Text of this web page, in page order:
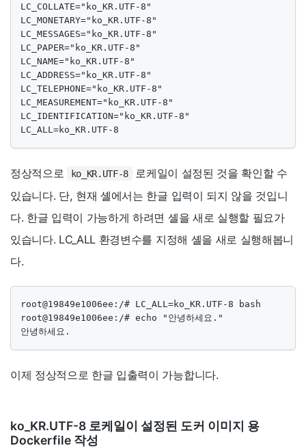
LC_COLLATE="ko_KR.UTF-8"
LC_MONETARY="ko_KR.UTF-8"
LC_MESSAGES="ko_KR.UTF-8"
LC_PAPER="ko_KR.UTF-8"
LC_NAME="ko_KR.UTF-8"
LC_ADDRESS="ko_KR.UTF-8"
LC_TELEPHONE="ko_KR.UTF-8"
LC_MEASUREMENT="ko_KR.UTF-8"
LC_IDENTIFICATION="ko_KR.UTF-8"
LC_ALL=ko_KR.UTF-8
정상적으로 ko_KR.UTF-8
로케일이 설정된 것을 확인할 수
있습니다. 단, 현재 셸에서는 한글 입력이 되지 않을 것입니
다. 한글 입력이 가능하게 하려면 셸을 새로 실행할 필요가
있습니다. LC_ALL 환경변수를 지정해 셸을 새로 실행해봅니
다.
root@19849e1006ee:/# LC_ALL=ko_KR.UTF-8 bash
root@19849e1006ee:/# echo "안녕하세요."
안녕하세요.
이제 정상적으로 한글 입출력이 가능합니다.
ko_KR.UTF-8 로케일이 설정된 도커 이미지 용
Dockerfile 작성